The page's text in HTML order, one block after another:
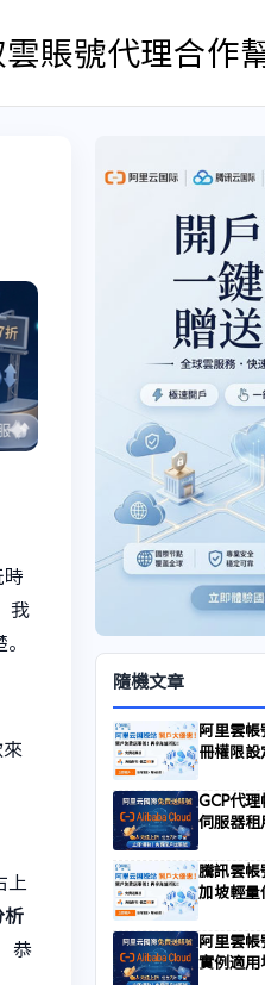
雲賬號代理合作
我
上
析
恭
隨機文章
阿里雲
冊權限設
GCP代理
伺服器租
麼選？
騰訊雲帳
加坡輕量
阿里雲
實例適用